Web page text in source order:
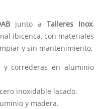
junto a Talleres Inox,
ibicenca, con materiales
y sin mantenimiento.
y correderas en aluminio
inoxidable lacado.
y madera.